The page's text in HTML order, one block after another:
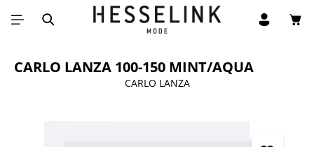
Ga naar de hoofdinhoud
CARLO LANZA 100-150 MINT/AQUA
CARLO LANZA